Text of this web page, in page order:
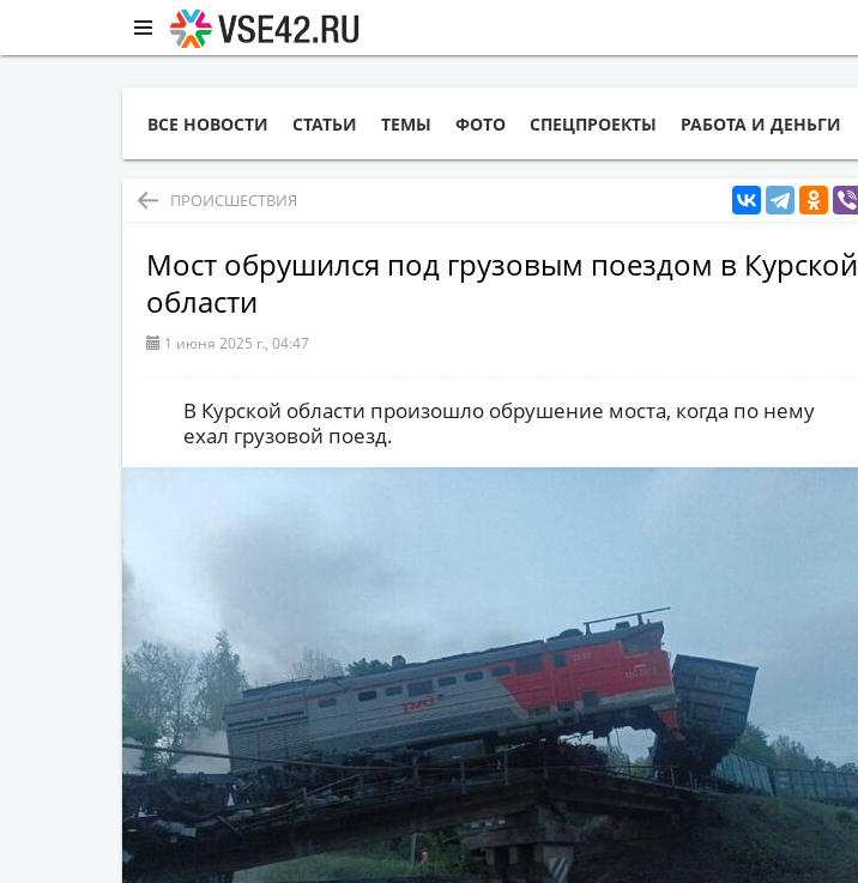
ВСЕ НОВОСТИ СТАТЬИ ТЕМЫ ФОТО СПЕЦПРОЕКТЫ РАБОТА И ДЕНЬГИ
ПРОИСШЕСТВИЯ
Мост обрушился под грузовым поездом в Курской
области
1 июня 2025 г., 04:47
В Курской области произошло обрушение моста, когда по нему
ехал грузовой поезд.